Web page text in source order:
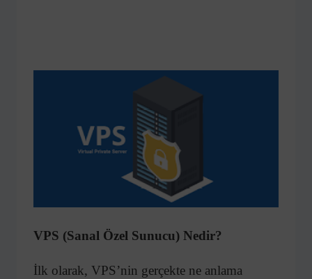
VPS (Sanal Özel Sunucu) Nedir?
İlk olarak, VPS’nin gerçekte ne anlama